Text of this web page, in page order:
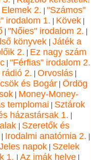
Elemek 2. | "Számos"
irodalom 1. | Kövek |
| "Nőies" irodalom 2. |
könyvek | Játék a
2. | Ez nagy szám
| "Férfias" irodalom 2.
2. | Orvoslás|
és Bogár| Ördög
| Money-Money-
templomai | Sztárok
házastársak 1. |
| Szeretők és
Irodalmi anatómia 2. |
napok| Szelek
1. | Az imák helye|